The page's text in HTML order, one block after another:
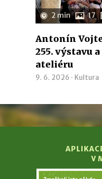
2 min 17
Antonín
255. výstavu
ateliéru
9. 6. 2026 · Kultura
V